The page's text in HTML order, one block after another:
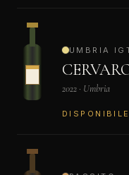
UMBRIA
2022 · Umbria